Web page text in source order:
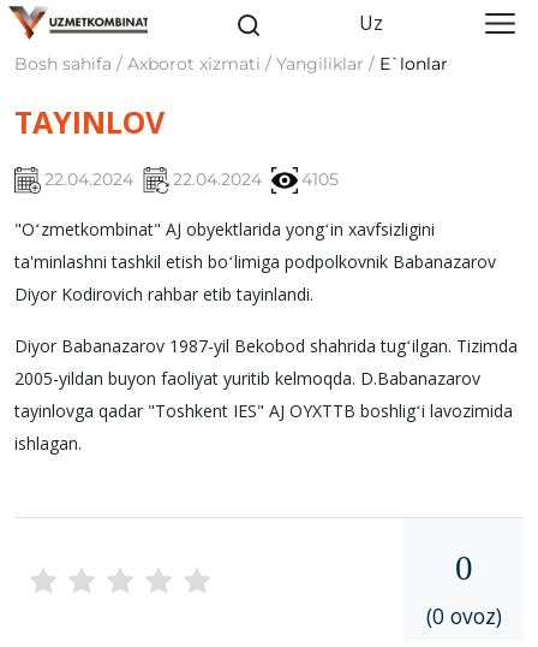
Uz
Bosh sahifa / Axborot xizmati / Yangiliklar / E`lonlar
TAYINLOV
22.04.2024 22.04.2024 4105
"Oʻzmetkombinat" AJ obyektlarida yongʻin xavfsizligini
ta'minlashni tashkil etish boʻlimiga podpolkovnik Babanazarov
Diyor Kodirovich rahbar etib tayinlandi.
Diyor Babanazarov 1987-yil Bekobod shahrida tugʻilgan. Tizimda
2005-yildan buyon faoliyat yuritib kelmoqda. D.Babanazarov
tayinlovga qadar "Toshkent IES" AJ OYXTTB boshligʻi lavozimida
ishlagan.
0
(0 ovoz)